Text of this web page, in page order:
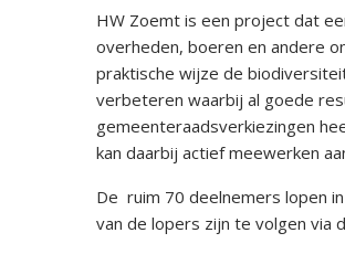
HW Zoemt is een project dat
overheden, boeren en andere
praktische wijze de
verbeteren waarbij al goede
gemeenteraadsverkiezingen
kan daarbij actief meewerken
De ruim 70 deelnemers lopen
van de lopers zijn te volgen via